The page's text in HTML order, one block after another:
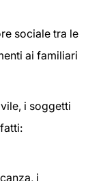
sociale tra le
ai familiari
i soggetti
i